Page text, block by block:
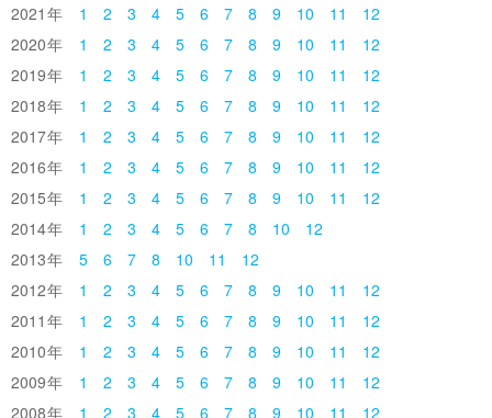
2021
1 2 3 4 5 6 7 8 9 10 11
12
2020
1 2 3 4 5 6 7 8 9 10 11
12
2019
1 2 3 4 5 6 7 8 9 10 11
12
2018
1 2 3 4 5 6 7 8 9 10 11
12
2017
1 2 3 4 5 6 7 8 9 10 11
12
2016
1 2 3 4 5 6 7 8 9 10 11
12
2015
1 2 3 4 5 6 7 8 9 10 11
12
2014
1 2 3 4 5 6 7 8 10
12
2013
5 6 7 8 10 11
12
2012
1 2 3 4 5 6 7 8 9 10 11
12
2011
1 2 3 4 5 6 7 8 9 10 11
12
2010
1 2 3 4 5 6 7 8 9 10 11
12
2009
1 2 3 4 5 6 7 8 9 10 11
12
2008
1 2 3 4 5 6 7 8 9 10 11 12